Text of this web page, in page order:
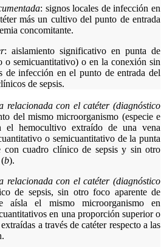
: signos locales de infección en
más un cultivo del punto de entrada
concomitante.
: aislamiento significativo en punta de
o semicuantitativo) o en la conexión sin
de infección en el punto de entrada del
de sepsis.
relacionada con el catéter (diagnóstico
del mismo microorganismo (especie e
el hemocultivo extraído de una vena
o semicuantitativo de la punta
con cuadro clínico de sepsis y sin otro
b).
relacionada con el catéter (diagnóstico
de sepsis, sin otro foco aparente de
el mismo microorganismo en
en una proporción superior o
a través de catéter respecto a las